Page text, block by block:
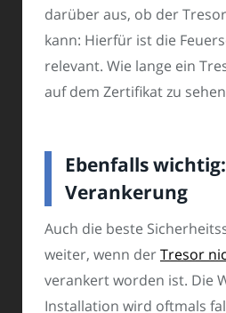
darüber aus, ob der
kann: Hierfür ist die
relevant. Wie lange ein
auf dem Zertifikat zu
Ebenfalls
Verankerung
Auch die beste
weiter, wenn derTresor
verankert worden ist. Die
Installation wird oftmals